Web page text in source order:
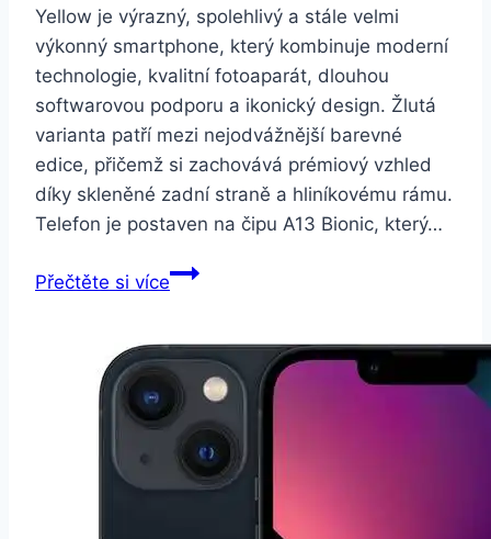
Yellow je výrazný, spolehlivý a stále velmi
výkonný smartphone, který kombinuje moderní
technologie, kvalitní fotoaparát, dlouhou
softwarovou podporu a ikonický design. Žlutá
varianta patří mezi nejodvážnější barevné
edice, přičemž si zachovává prémiový vzhled
díky skleněné zadní straně a hliníkovému rámu.
Telefon je postaven na čipu A13 Bionic, který…
Přečtěte si víceApple
128
GB
–
Yellow
(MWM42CN/A)